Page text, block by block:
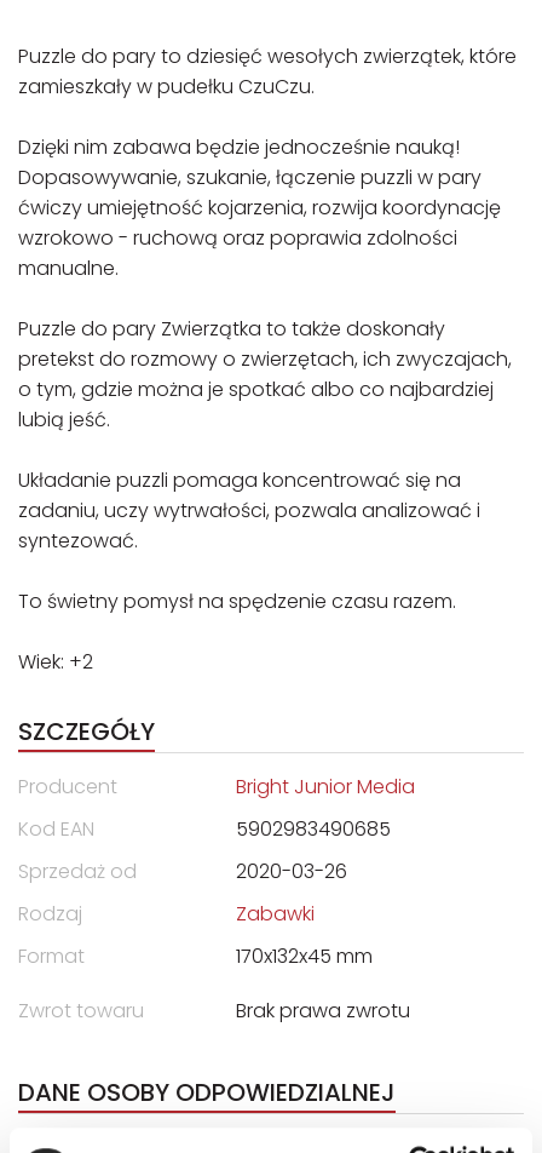
Puzzle do pary to dziesięć wesołych zwierzątek, które
zamieszkały w pudełku CzuCzu.
Dzięki nim zabawa będzie jednocześnie nauką!
Dopasowywanie, szukanie, łączenie puzzli w pary
ćwiczy umiejętność kojarzenia, rozwija koordynację
wzrokowo - ruchową oraz poprawia zdolności
manualne.
Puzzle do pary Zwierzątka to także doskonały
pretekst do rozmowy o zwierzętach, ich zwyczajach,
o tym, gdzie można je spotkać albo co najbardziej
lubią jeść.
Układanie puzzli pomaga koncentrować się na
zadaniu, uczy wytrwałości, pozwala analizować i
syntezować.
To świetny pomysł na spędzenie czasu razem.
Wiek: +2
SZCZEGÓŁY
Producent
Bright Junior Media
Kod EAN
5902983490685
Sprzedaż od
2020-03-26
Rodzaj
Zabawki
Format
170x132x45 mm
Zwrot towaru
Brak prawa zwrotu
DANE OSOBY ODPOWIEDZIALNEJ